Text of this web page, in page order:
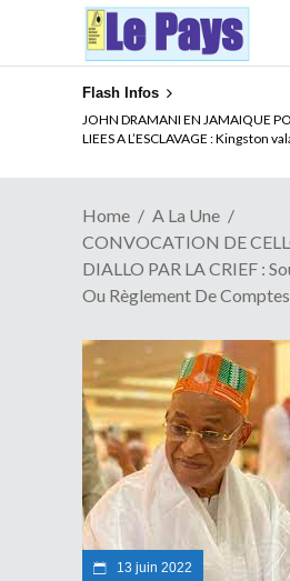
Flash Infos
JOHN DRAMANI EN JAMAIQUE
LIEES A L’ESCLAVAGE :
ELECTION DE TALON A LA TETE
Quand Patrice quitte le pouvoir
Home
A La Une
CONVOCATION DE
DIALLO PAR LA CRIEF :
Ou Règlement De Comptes
13 juin 2022